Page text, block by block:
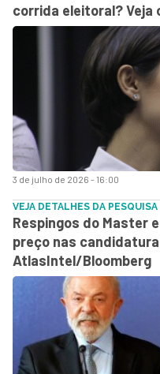
3 de julho de 2026 - 16:00
corrida eleitoral? Veja
VEJA DETALHES DA PESQUISA
Respingos do Master
preço nas
AtlasIntel/Bloomberg